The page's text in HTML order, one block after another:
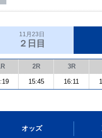
11月23日
２日目
2R 3R
15:45 16:11
オッズ